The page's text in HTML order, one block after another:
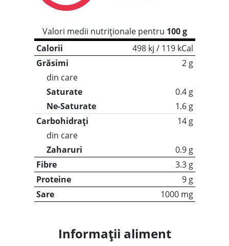
Valori medii nutriționale pentru 100 g
Calorii
498 kj / 119 kCal
Grăsimi
2 g
din care
Saturate
0.4 g
Ne-Saturate
1.6 g
Carbohidrați
14 g
din care
Zaharuri
0.9 g
Fibre
3.3 g
Proteine
9 g
Sare
1000 mg
Informații aliment